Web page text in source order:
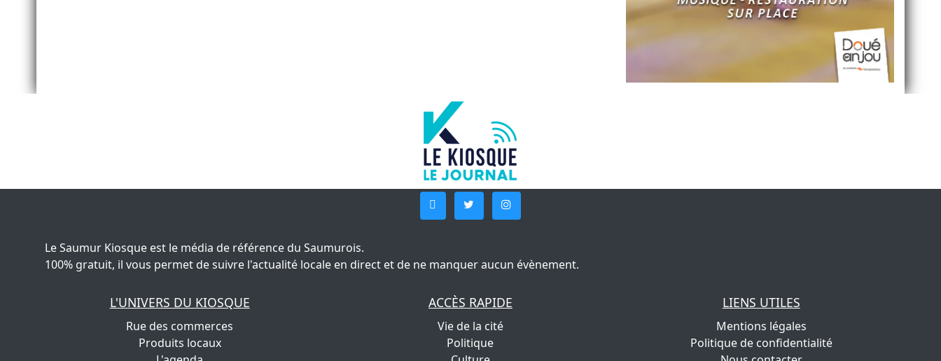
Le Saumur Kiosque est le média de référence du Saumurois.
100% gratuit, il vous permet de suivre l'actualité locale en direct et de ne manquer aucun évènement.
L'UNIVERS DU KIOSQUE
Rue des commerces
Produits locaux
ACCÈS RAPIDE
Vie de la cité
Politique
LIENS UTILES
Mentions légales
Politique de confidentialité